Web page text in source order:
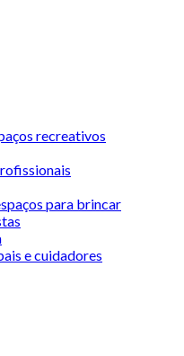
recreativos
para brincar
e cuidadores